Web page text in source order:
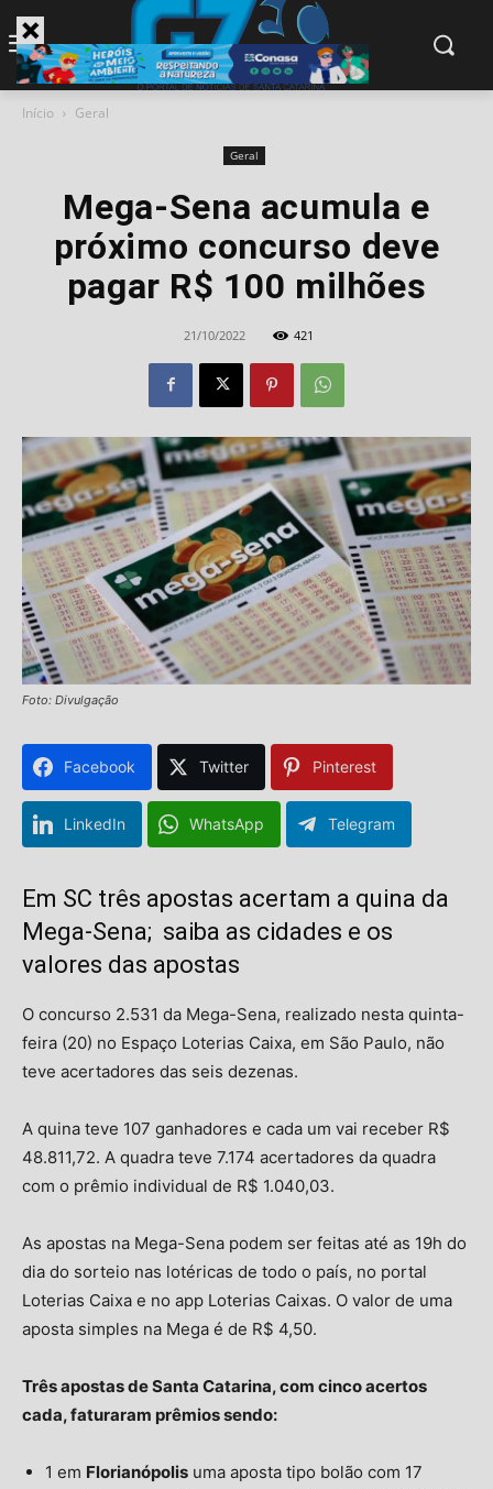
Início Geral
Geral
Mega-Sena acumula e
próximo concurso deve
pagar R$ 100 milhões
21/10/2022 421
Foto: Divulgação
Facebook Twitter Pinterest
LinkedIn WhatsApp Telegram
Em SC três apostas acertam a quina da
Mega-Sena; saiba as cidades e os
valores das apostas
O concurso 2.531 da Mega-Sena, realizado nesta quinta-
feira (20) no Espaço Loterias Caixa, em São Paulo, não
teve acertadores das seis dezenas.
A quina teve 107 ganhadores e cada um vai receber R$
48.811,72. A quadra teve 7.174 acertadores da quadra
com o prêmio individual de R$ 1.040,03.
As apostas na Mega-Sena podem ser feitas até as 19h do
dia do sorteio nas lotéricas de todo o país, no portal
Loterias Caixa e no app Loterias Caixas. O valor de uma
aposta simples na Mega é de R$ 4,50.
Três apostas de Santa Catarina, com cinco acertos
cada, faturaram prêmios sendo:
1 em Florianópolis uma aposta tipo bolão com 17
modal-check